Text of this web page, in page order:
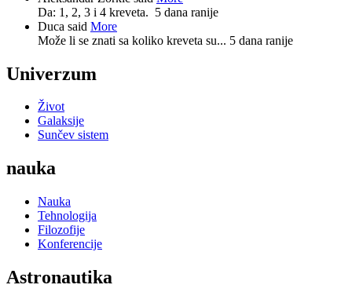
Da: 1, 2, 3 i 4 kreveta. 5 dana ranije
Duca said More
Može li se znati sa koliko kreveta su... 5 dana ranije
Univerzum
Život
Galaksije
Sunčev sistem
nauka
Nauka
Tehnologija
Filozofije
Konferencije
Astronautika